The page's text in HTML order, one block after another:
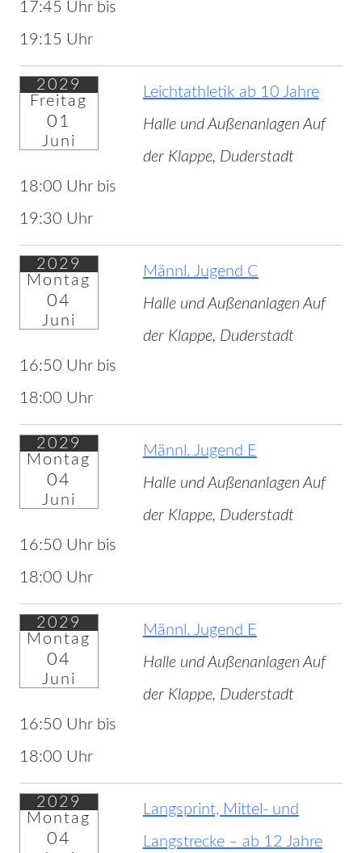
17:45 Uhr bis
19:15 Uhr
2029
Freitag
01
Juni
18:00 Uhr bis
19:30 Uhr
Leichtathletik ab 10 Jahre
Halle und Außenanlagen Auf
der Klappe, Duderstadt
2029
Montag
04
Juni
16:50 Uhr bis
18:00 Uhr
Männl. Jugend C
Halle und Außenanlagen Auf
der Klappe, Duderstadt
2029
Montag
04
Juni
16:50 Uhr bis
18:00 Uhr
Männl. Jugend E
Halle und Außenanlagen Auf
der Klappe, Duderstadt
2029
Montag
04
Juni
16:50 Uhr bis
18:00 Uhr
Männl. Jugend E
Halle und Außenanlagen Auf
der Klappe, Duderstadt
2029
Montag
04
Langsprint, Mittel- und
Langstrecke – ab 12 Jahre